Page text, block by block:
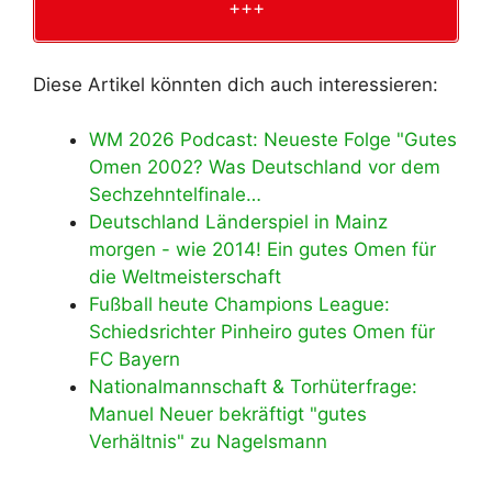
+++
Diese Artikel könnten dich auch interessieren:
WM 2026 Podcast: Neueste Folge "Gutes
Omen 2002? Was Deutschland vor dem
Sechzehntelfinale…
Deutschland Länderspiel in Mainz
morgen - wie 2014! Ein gutes Omen für
die Weltmeisterschaft
Fußball heute Champions League:
Schiedsrichter Pinheiro gutes Omen für
FC Bayern
Nationalmannschaft & Torhüterfrage:
Manuel Neuer bekräftigt "gutes
Verhältnis" zu Nagelsmann